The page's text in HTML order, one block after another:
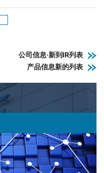
公司信息·新到IR列表
产品信息新的列表